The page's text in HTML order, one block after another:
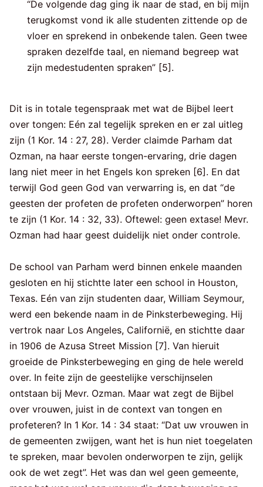
“De volgende dag ging ik naar de stad, en bij mijn
terugkomst vond ik alle studenten zittende op de
vloer en sprekend in onbekende talen. Geen twee
spraken dezelfde taal, en niemand begreep wat
zijn medestudenten spraken” [5].
Dit is in totale tegenspraak met wat de Bijbel leert
over tongen: Eén zal tegelijk spreken en er zal uitleg
zijn (1 Kor. 14 : 27, 28). Verder claimde Parham dat
Ozman, na haar eerste tongen-ervaring, drie dagen
lang niet meer in het Engels kon spreken [6]. En dat
terwijl God geen God van verwarring is, en dat “de
geesten der profeten de profeten onderworpen” horen
te zijn (1 Kor. 14 : 32, 33). Oftewel: geen extase! Mevr.
Ozman had haar geest duidelijk niet onder controle.
De school van Parham werd binnen enkele maanden
gesloten en hij stichtte later een school in Houston,
Texas. Eén van zijn studenten daar, William Seymour,
werd een bekende naam in de Pinksterbeweging. Hij
vertrok naar Los Angeles, Californië, en stichtte daar
in 1906 de Azusa Street Mission [7]. Van hieruit
groeide de Pinksterbeweging en ging de hele wereld
over. In feite zijn de geestelijke verschijnselen
ontstaan bij Mevr. Ozman. Maar wat zegt de Bijbel
over vrouwen, juist in de context van tongen en
profeteren? In 1 Kor. 14 : 34 staat: “Dat uw vrouwen in
de gemeenten zwijgen, want het is hun niet toegelaten
te spreken, maar bevolen onderworpen te zijn, gelijk
ook de wet zegt”. Het was dan wel geen gemeente,